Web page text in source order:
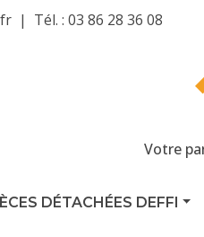
Tél. : 03 86 28 36 08
Votre
DÉTACHÉES DEFFI